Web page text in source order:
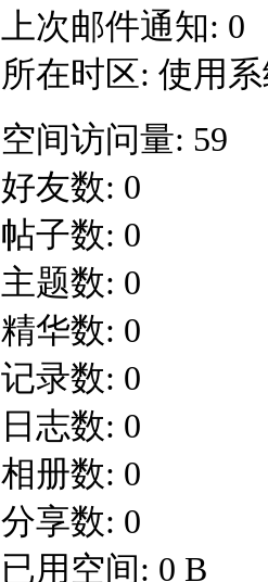
上次邮件通知: 0
所在时区: 使用
空间访问量: 59
好友数: 0
帖子数: 0
主题数: 0
精华数: 0
记录数: 0
日志数: 0
相册数: 0
分享数: 0
已用空间: 0 B